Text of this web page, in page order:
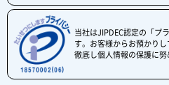
当社はJIPDEC認定の「プ
す。お客様からお預かり
徹底し個人情報の保護に努